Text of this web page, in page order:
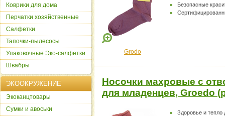
Безопасные
Grodo
Носочки махровые с
для младенцев, Groedo
Здоровье и
Коврики для дома
Перчатки хозяйственные
Салфетки
Тапочки-пылесосы
Упаковочные Эко-салфетки
Швабры
ЭКООКРУЖЕНИЕ
Экоканцтовары
Сумки и авоськи